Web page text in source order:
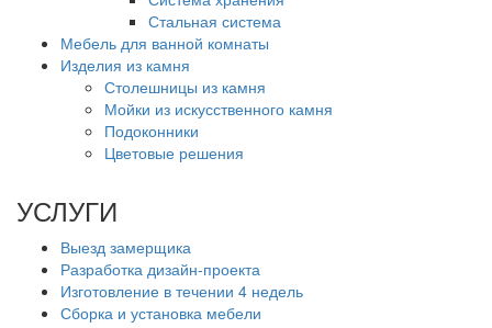
Стальная система
Мебель для ванной комнаты
Изделия из камня
Столешницы из камня
Мойки из искусственного камня
Подоконники
Цветовые решения
УСЛУГИ
Выезд замерщика
Разработка дизайн-проекта
Изготовление в течении 4 недель
Сборка и установка мебели